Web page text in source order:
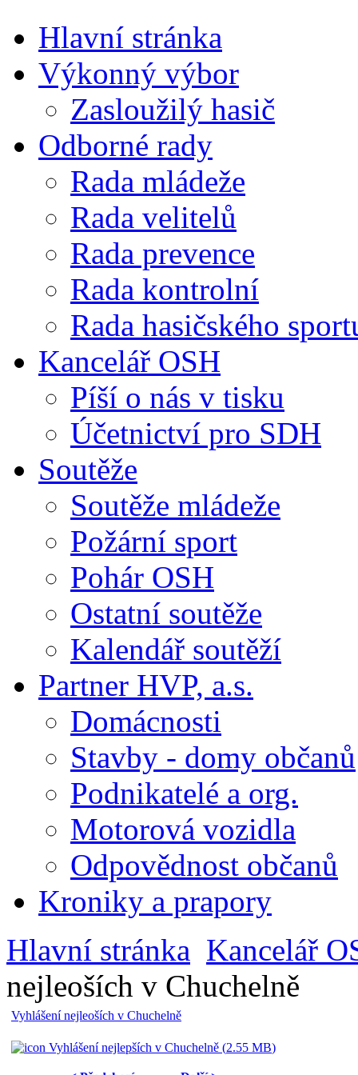
Hlavní stránka
Výkonný výbor
Zasloužilý hasič
Odborné rady
Rada mládeže
Rada velitelů
Rada prevence
Rada kontrolní
Rada hasičského
Kancelář OSH
Píší o nás v tisku
Účetnictví pro SDH
Soutěže
Soutěže mládeže
Požární sport
Pohár OSH
Ostatní soutěže
Kalendář soutěží
Partner HVP, a.s.
Domácnosti
Stavby - domy občanů
Podnikatelé a org.
Motorová vozidla
Odpovědnost občanů
Kroniky a prapory
Hlavní stránka Kancelář
nejleoších v Chuchelně
Vyhlášení nejleoších v Chuchelně
Vyhlášení nejlepších v Chuchelně (2.55 MB)